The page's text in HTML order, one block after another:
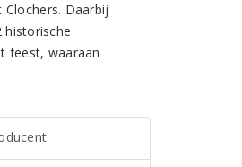
Daarbij
historische
feest, waaraan